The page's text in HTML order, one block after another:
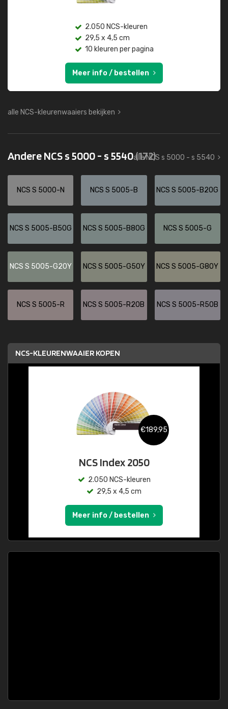
2.050 NCS-kleuren
29,5 x 4,5 cm
10 kleuren per pagina
Meer info / bestellen
alle NCS-kleurenwaaiers bekijken
Andere NCS s 5000 - s 5540(172)
alle NCS s 5000 - s 5540
NCS S 5000-N NCS S 5005-B NCS S 5005-B20G
NCS S 5005-B50G NCS S 5005-B80G NCS S 5005-G
NCS S 5005-G20Y NCS S 5005-G50Y NCS S 5005-G80Y
NCS S 5005-R NCS S 5005-R20B NCS S 5005-R50B
NCS-KLEURENWAAIER KOPEN
€189,95
NCS Index 2050
2.050 NCS-kleuren
29,5 x 4,5 cm
Meer info / bestellen